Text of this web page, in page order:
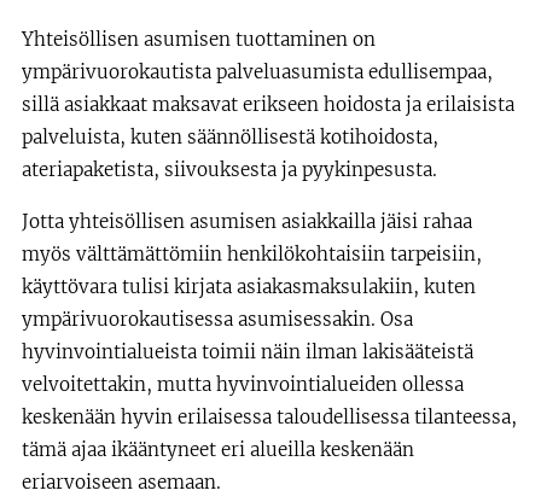
Yhteisöllisen asumisen tuottaminen on
ympärivuorokautista palveluasumista edullisempaa,
sillä asiakkaat maksavat erikseen hoidosta ja erilaisista
palveluista, kuten säännöllisestä kotihoidosta,
ateriapaketista, siivouksesta ja pyykinpesusta.
Jotta yhteisöllisen asumisen asiakkailla jäisi rahaa
myös välttämättömiin henkilökohtaisiin tarpeisiin,
käyttövara tulisi kirjata asiakasmaksulakiin, kuten
ympärivuorokautisessa asumisessakin. Osa
hyvinvointialueista toimii näin ilman lakisääteistä
velvoitettakin, mutta hyvinvointialueiden ollessa
keskenään hyvin erilaisessa taloudellisessa tilanteessa,
tämä ajaa ikääntyneet eri alueilla keskenään
eriarvoiseen asemaan.